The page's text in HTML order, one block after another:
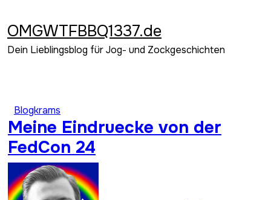
springen
OMGWTFBBQ1337.de
Dein Lieblingsblog für Jog- und Zockgeschichten
Blogkrams
Meine Eindruecke von der
FedCon 24